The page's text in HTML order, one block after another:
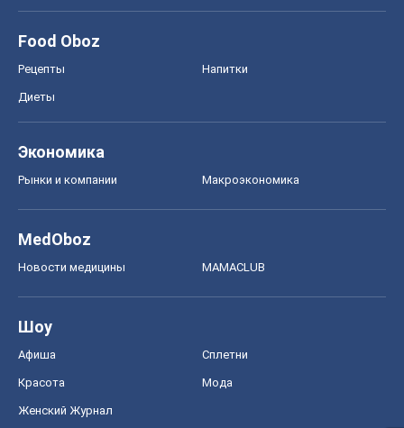
Food Oboz
Рецепты Напитки
Диеты
Экономика
Рынки и компании Mакроэкономика
MedOboz
Новости медицины MAMACLUB
Шоу
Афиша Сплетни
Красота Мода
Женский Журнал